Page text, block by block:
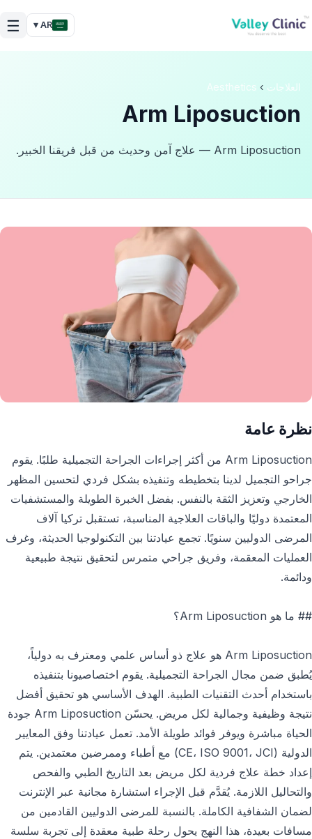
AR ▾
☰
العلاجات ›
Aesthetics
Arm Liposuction
Arm Liposuction — علاج آمن وحديث من قبل فريقنا الخبير.
نظرة عامة
Arm Liposuction من أكثر إجراءات الجراحة التجميلية طلبًا. يقوم
جراحو التجميل لدينا بتخطيطه وتنفيذه بشكل فردي لتحسين المظهر
الخارجي وتعزيز الثقة بالنفس. بفضل الخبرة الطويلة والمستشفيات
المعتمدة دوليًا والباقات العلاجية المناسبة، تستقبل تركيا آلاف
المرضى الدوليين سنويًا. تجمع عيادتنا بين التكنولوجيا الحديثة، وغرف
العمليات المعقمة، وفريق جراحي متمرس لتحقيق نتيجة طبيعية
ودائمة.
## ما هو Arm Liposuction؟
Arm Liposuction هو علاج ذو أساس علمي ومعترف به دولياً،
يُطبق ضمن مجال الجراحة التجميلية. يقوم اختصاصيونا بتنفيذه
باستخدام أحدث التقنيات الطبية. الهدف الأساسي هو تحقيق أفضل
نتيجة وظيفية وجمالية لكل مريض. يحسّن Arm Liposuction جودة
الحياة مباشرة ويوفر فوائد طويلة الأمد. تعمل عيادتنا وفق المعايير
الدولية (CE، ISO 9001، JCI) مع أطباء وممرضين معتمدين. يتم
إعداد خطة علاج فردية لكل مريض بعد التاريخ الطبي والفحص
والتحاليل اللازمة. يُقدَّم قبل الإجراء استشارة مجانية عبر الإنترنت
لضمان الشفافية الكاملة. بالنسبة للمرضى الدوليين القادمين من
مسافات بعيدة، هذا النهج يحول رحلة طبية معقدة إلى تجربة سلسة